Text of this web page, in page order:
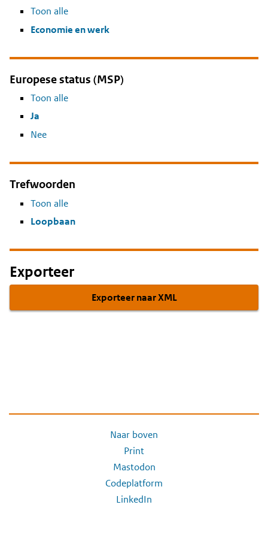
Toon alle
Economie en werk
Europese status (MSP)
Toon alle
Ja
Nee
Trefwoorden
Toon alle
Loopbaan
Exporteer
Exporteer naar XML
Naar boven
Print
Mastodon
Codeplatform
LinkedIn